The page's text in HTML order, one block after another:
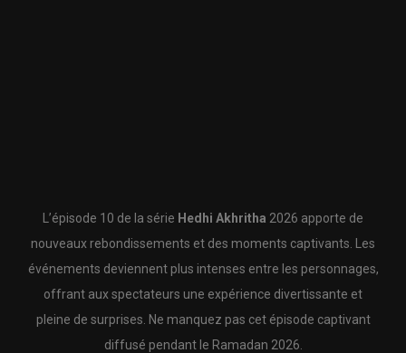
L’épisode 10 de la série Hedhi Akhritha 2026 apporte de
nouveaux rebondissements et des moments captivants. Les
événements deviennent plus intenses entre les personnages,
offrant aux spectateurs une expérience divertissante et
pleine de surprises. Ne manquez pas cet épisode captivant
diffusé pendant le Ramadan 2026.